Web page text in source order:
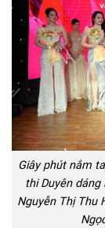
Giây phút nắm
thi Duyên
Nguyễn Thị Thu